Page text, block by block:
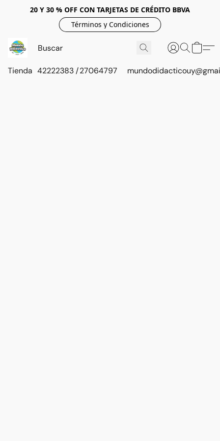
20 Y 30 % OFF CON TARJETAS DE CRÉDITO BBVA
Términos y Condiciones
Tienda 42222383 / 27064797